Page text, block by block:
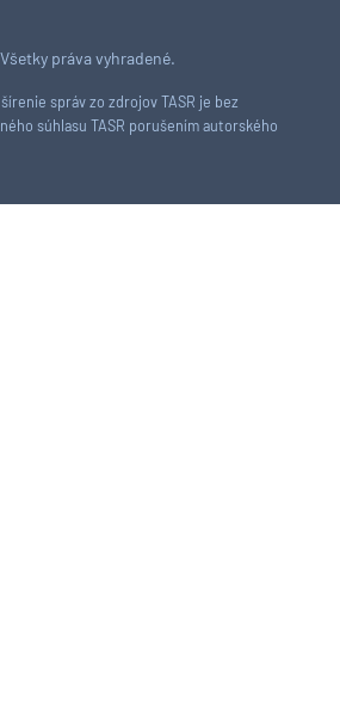
práva vyhradené.
správ zo zdrojov TASR je bez
súhlasu TASR porušením autorského